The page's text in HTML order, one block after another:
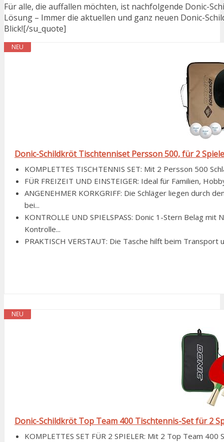
Für alle, die auffallen möchten, ist nachfolgende Donic-
Lösung – Immer die aktuellen und ganz neuen Donic-
Blick![/su_quote]
NEU
Donic-Schildkröt Tischtenniset Persson 500, für 2
KOMPLETTES TISCHTENNIS SET: Mit 2 Persson 500
FÜR FREIZEIT UND EINSTEIGER: Ideal für Familien,
ANGENEHMER KORKGRIFF: Die Schläger liegen durch
bei...
KONTROLLE UND SPIELSPASS: Donic 1-Stern Belag
Kontrolle...
PRAKTISCH VERSTAUT: Die Tasche hilft beim Transport
NEU
Donic-Schildkröt Top Team 400 Tischtennis-Set für 2
KOMPLETTES SET FÜR 2 SPIELER: Mit 2 Top Team